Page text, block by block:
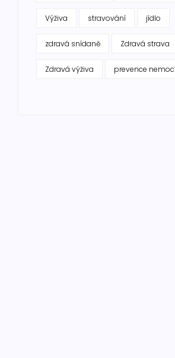
Výživa stravování jídlo
zdravá snídaně Zdravá strava
Zdravá výživa prevence